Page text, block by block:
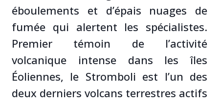
éboulements et d’épais nuages de
fumée qui alertent les spécialistes.
Premier témoin de l’activité
volcanique intense dans les îles
Éoliennes, le Stromboli est l’un des
deux derniers volcans terrestres actifs